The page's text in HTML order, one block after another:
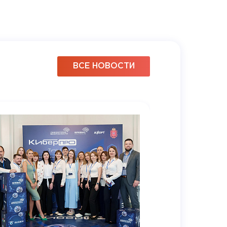
ВСЕ НОВОСТИ